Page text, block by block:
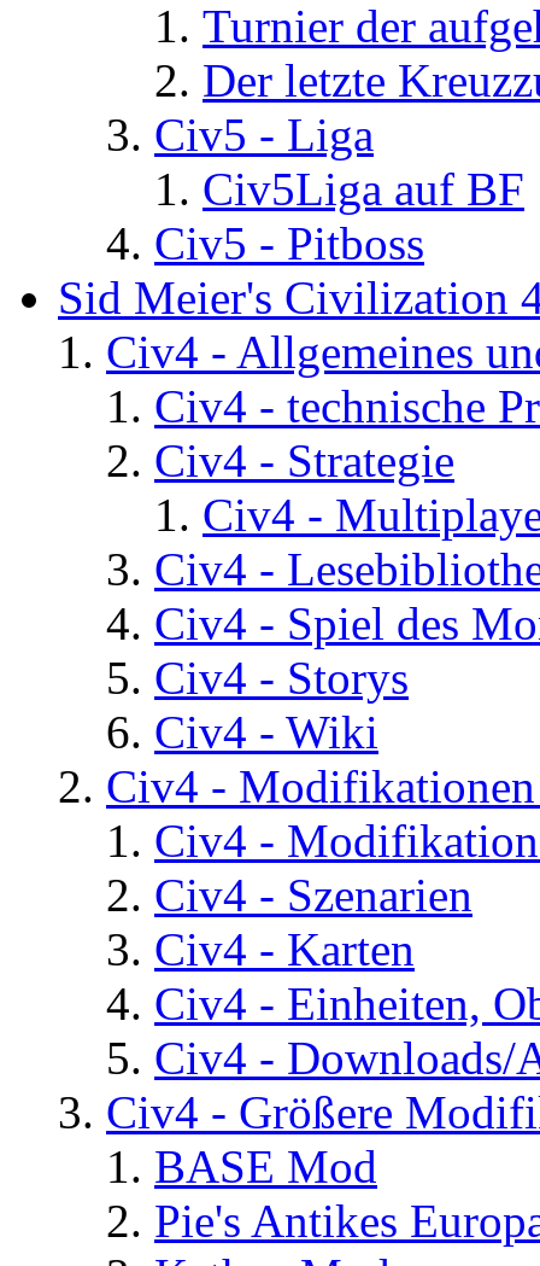
Turnier der
Der letzte
Civ5 - Liga
Civ5Liga auf BF
Civ5 - Pitboss
Sid Meier's Civilization
Civ4 - Allgemeines
Civ4 - technische
Civ4 - Strategie
Civ4 -
Civ4 -
Civ4 - Spiel des
Civ4 - Storys
Civ4 - Wiki
Civ4 -
Civ4 -
Civ4 - Szenarien
Civ4 - Karten
Civ4 - Einheiten,
Civ4 - Downloads/
Civ4 - Größere
BASE Mod
Pie's Antikes